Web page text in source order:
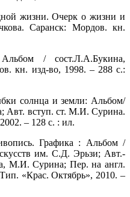
жизни. Очерк о жизни и
Саранск: Мордов. кн.
/ сост.Л.А.Букина,
кн. изд-во, 1998. – 288 с.:
солнца и земли: Альбом/
вступ. ст. М.И. Сурина.
– 128 с. : ил.
Графика : Альбом /
им. С.Д. Эрьзи; Авт.-
М.И. Сурина; Пер. на англ.
«Крас. Октябрь», 2010. –